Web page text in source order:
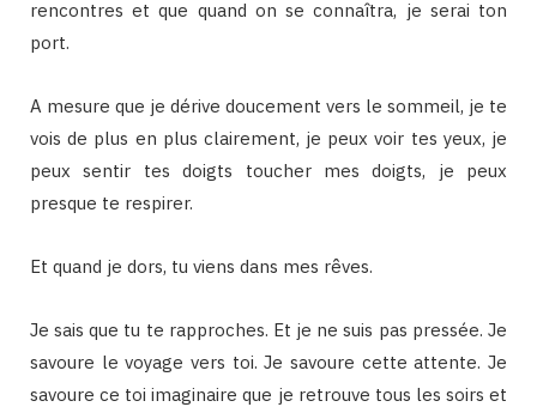
rencontres et que quand on se connaîtra, je serai ton
port.
A mesure que je dérive doucement vers le sommeil, je te
vois de plus en plus clairement, je peux voir tes yeux, je
peux sentir tes doigts toucher mes doigts, je peux
presque te respirer.
Et quand je dors, tu viens dans mes rêves.
Je sais que tu te rapproches. Et je ne suis pas pressée. Je
savoure le voyage vers toi. Je savoure cette attente. Je
savoure ce toi imaginaire que je retrouve tous les soirs et